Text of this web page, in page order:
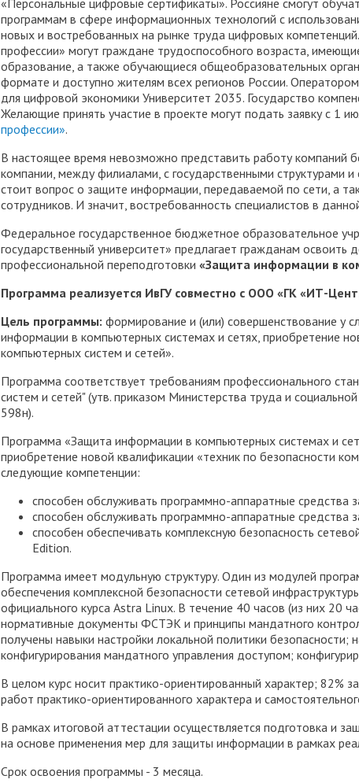
программам в сфере информационных технологий с
новых и востребованных на рынке труда цифровых
профессии» могут граждане трудоспособного возраста,
образование, а также обучающиеся общеобразовательных
формате и доступно жителям всех регионов России.
для цифровой экономики Университет 2035. Государство
Желающие принять участие в проекте могут подать заявку с 1
профессии».
В настоящее время невозможно представить работу компаний
компании, между филиалами, с государственными структурами
стоит вопрос о защите информации, передаваемой по сети, а
сотрудников. И значит, востребованность специалистов в
Федеральное государственное бюджетное образовательное
государственный университет» предлагает гражданам
профессиональной переподготовки «Защита информации в
Программа реализуется ИвГУ совместно с ООО «ГК «ИТ-
Цель программы: формирование и (или) совершенствование у
информации в компьютерных системах и сетях, приобретение
компьютерных систем и сетей».
Программа соответствует требованиям профессионального
систем и сетей" (утв. приказом Министерства труда и
598н).
Программа «Защита информации в компьютерных системах и
приобретение новой квалификации «техник по безопасности
следующие компетенции:
способен обслуживать программно-аппаратные
способен обслуживать программно-аппаратные
способен обеспечивать комплексную безопасность
Edition.
Программа имеет модульную структуру. Один из модулей
обеспечения комплексной безопасности сетевой
официального курса Astra Linux. В течение 40 часов (из них 20
нормативные документы ФСТЭК и принципы мандатного
получены навыки настройки локальной политики безопасности;
конфигурирования мандатного управления доступом;
В целом курс носит практико-ориентированный характер; 82%
работ практико-ориентированного характера и
В рамках итоговой аттестации осуществляется подготовка и
на основе применения мер для защиты информации в рамках
Срок освоения программы - 3 месяца.